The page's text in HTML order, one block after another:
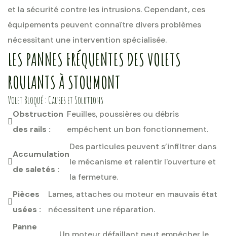
et la sécurité contre les intrusions. Cependant, ces
équipements peuvent connaître divers problèmes
nécessitant une intervention spécialisée.
LES PANNES FRÉQUENTES DES VOLETS
ROULANTS À STOUMONT
Volet Bloqué : Causes et Solutions
Obstruction
des rails :
Feuilles, poussières ou débris
empêchent un bon fonctionnement.
Accumulation
de saletés :
Des particules peuvent s’infiltrer dans
le mécanisme et ralentir l'ouverture et
la fermeture.
Pièces
usées :
Lames, attaches ou moteur en mauvais état
nécessitent une réparation.
Panne